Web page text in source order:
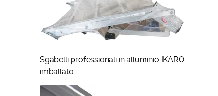
Sgabelli professionali in alluminio IKARO
imballato